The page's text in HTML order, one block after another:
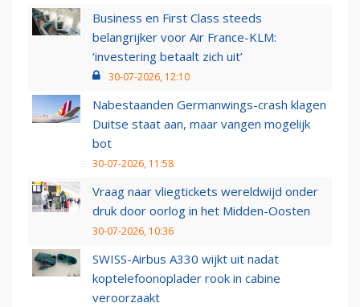
Business en First Class steeds
belangrijker voor Air France-KLM:
‘investering betaalt zich uit’
30-07-2026, 12:10
Nabestaanden Germanwings-crash klagen
Duitse staat aan, maar vangen mogelijk
bot
30-07-2026, 11:58
Vraag naar vliegtickets wereldwijd onder
druk door oorlog in het Midden-Oosten
30-07-2026, 10:36
SWISS-Airbus A330 wijkt uit nadat
koptelefoonoplader rook in cabine
veroorzaakt